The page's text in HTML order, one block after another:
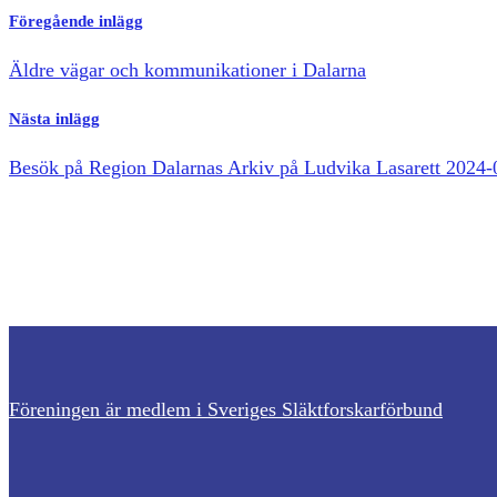
Föregående inlägg
Äldre vägar och kommunikationer i Dalarna
Nästa inlägg
Besök på Region Dalarnas Arkiv på Ludvika Lasarett 2024-
Föreningen är medlem i Sveriges Släktforskarförbund